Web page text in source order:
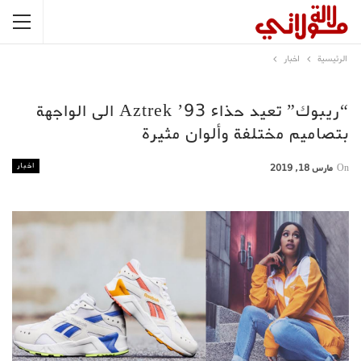
الرئيسية اخبار
“ريبوك” تعيد حذاء Aztrek ’93 الى الواجهة
بتصاميم مختلفة وألوان مثيرة
اخبار On مارس 18, 2019